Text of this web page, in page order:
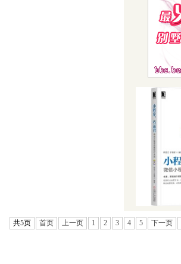
共5页 首页 上一页 1 2 3 4 5 下一页